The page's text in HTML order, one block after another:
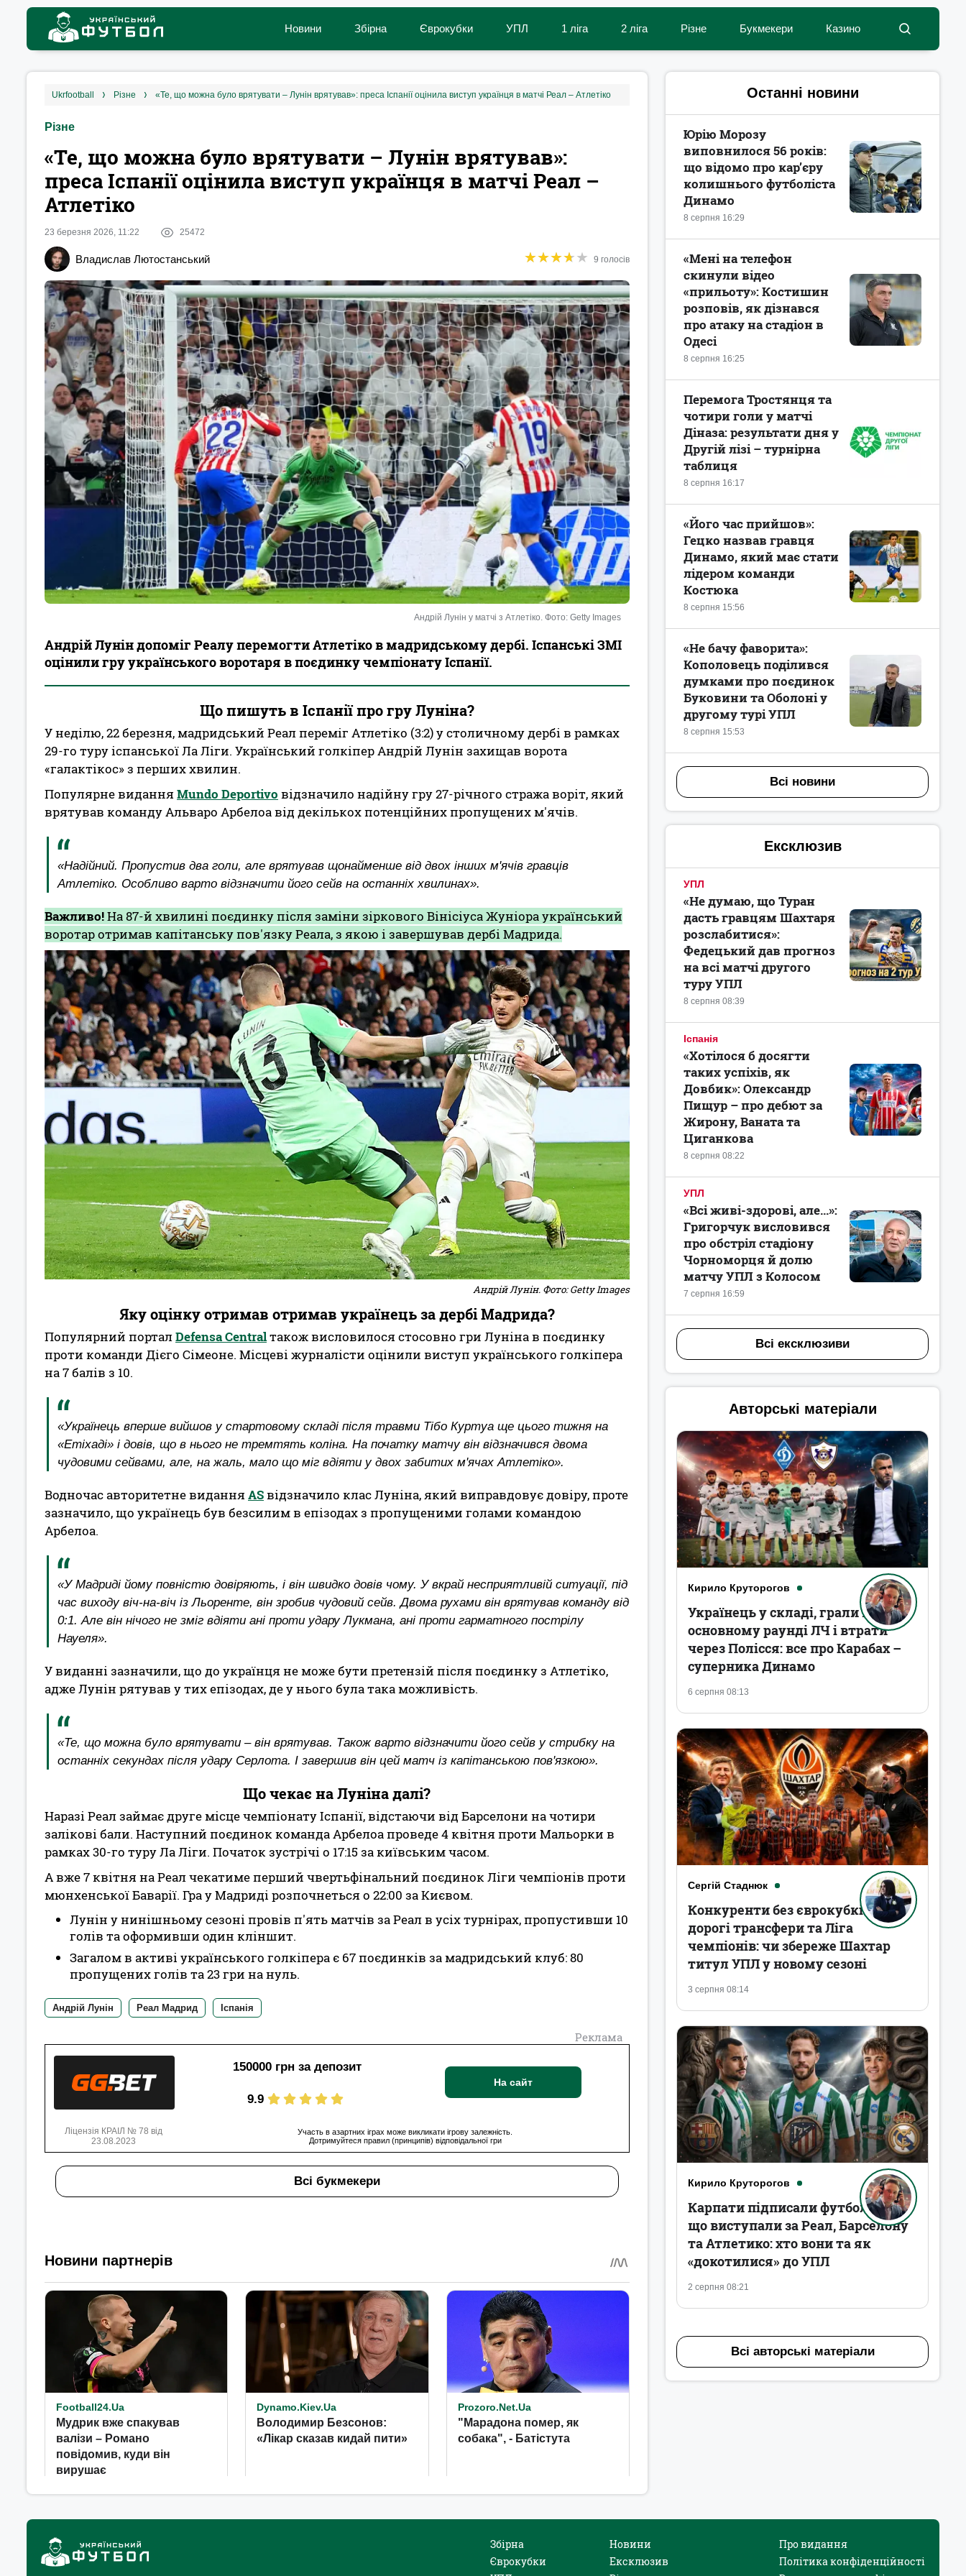
Новини Збірна Єврокубки УПЛ 1 ліга 2 ліга Різне Букмекери Казино
ukrfootball різне «Те, що можна було врятувати – Лунін врятував»: преса Іспанії оцінила виступ українця в матчі Реал – Атлетіко
Різне
«Те, що можна було врятувати – Лунін врятував»:
преса Іспанії оцінила виступ українця в матчі Реал –
Атлетіко
23 березня 2026, 11:22 25472
Владислав Лютостанський ★★★★★
★★★★★ 9 голосів
Андрій Лунін у матчі з Атлетіко. Фото: Getty Images
Андрій Лунін допоміг Реалу перемогти Атлетіко в мадридському дербі. Іспанські ЗМІ
оцінили гру українського воротаря в поєдинку чемпіонату Іспанії.
Що пишуть в Іспанії про гру Луніна?
У неділю, 22 березня, мадридський Реал переміг Атлетіко (3:2) у столичному дербі в рамках
29-го туру іспанської Ла Ліги. Український голкіпер Андрій Лунін захищав ворота
«галактікос» з перших хвилин.
Популярне видання Mundo Deportivo відзначило надійну гру 27-річного стража воріт, який
врятував команду Альваро Арбелоа від декількох потенційних пропущених м'ячів.
«Надійний. Пропустив два голи, але врятував щонайменше від двох інших м'ячів гравців
Атлетіко. Особливо варто відзначити його сейв на останніх хвилинах».
Важливо!На 87-й хвилині поєдинку після заміни зіркового Вінісіуса Жуніора український
воротар отримав капітанську пов'язку Реала, з якою і завершував дербі Мадрида.
Андрій Лунін. Фото: Getty Images
Яку оцінку отримав отримав українець за дербі Мадрида?
Популярний порталDefensa Centralтакож висловилося стосовно гри Луніна в поєдинку
проти команди Дієго Сімеоне. Місцеві журналісти оцінили виступ українського голкіпера
на 7 балів з 10.
«Українець вперше вийшов у стартовому складі після травми Тібо Куртуа ще цього тижня на
«Етіхаді» і довів, що в нього не тремтять коліна. На початку матчу він відзначився двома
чудовими сейвами, але, на жаль, мало що міг вдіяти у двох забитих м'ячах Атлетіко».
Водночас авторитетне видання ASвідзначило клас Луніна, який виправдовує довіру, проте
зазначило, що українець був безсилим в епізодах з пропущеними голами командою
Арбелоа.
«У Мадриді йому повністю довіряють, і він швидко довів чому. У вкрай несприятливій ситуації, під
час виходу віч-на-віч із Льоренте, він зробив чудовий сейв. Двома рухами він врятував команду від
0:1. Але він нічого не зміг вдіяти ані проти удару Лукмана, ані проти гарматного пострілу
Науеля».
У виданні зазначили, що до українця не може бути претензій після поєдинку з Атлетіко,
адже Лунін рятував у тих епізодах, де у нього була така можливість.
«Те, що можна було врятувати – він врятував. Також варто відзначити його сейв у стрибку на
останніх секундах після удару Серлота. І завершив він цей матч із капітанською пов'язкою».
Що чекає на Луніна далі?
Наразі Реал займає друге місце чемпіонату Іспанії, відстаючи від Барселони на чотири
залікові бали. Наступний поєдинок команда Арбелоа проведе 4 квітня проти Мальорки в
рамках 30-го туру Ла Ліги. Початок зустрічі о 17:15 за київським часом.
А вже 7 квітня на Реал чекатиме перший чвертьфінальний поєдинок Ліги чемпіонів проти
мюнхенської Баварії. Гра у Мадриді розпочнеться о 22:00 за Києвом.
Лунін у нинішньому сезоні провів п'ять матчів за Реал в усіх турнірах, пропустивши 10
голів та оформивши один кліншит.
Загалом в активі українського голкіпера є 67 поєдинків за мадридський клуб: 80
пропущених голів та 23 гри на нуль.
Андрій Лунін Реал Мадрид Іспанія
Реклама
150000 грн за депозит
9.9
На сайт
Ліцензія КРАІЛ № 78 від
23.08.2023
Участь в азартних іграх може викликати ігрову залежність.
Дотримуйтеся правил (принципів) відповідальної гри
Всі букмекери
Останні новини
8 серпня 16:29
Юрію Морозу
виповнилося 56 років:
що відомо про кар’єру
колишнього футболіста
Динамо
8 серпня 16:25
«Мені на телефон
скинули відео
«прильоту»: Костишин
розповів, як дізнався
про атаку на стадіон в
Одесі
8 серпня 16:17
Перемога Тростянця та
чотири голи у матчі
Діназа: результати дня у
Другій лізі – турнірна
таблиця
8 серпня 15:56
«Його час прийшов»:
Гецко назвав гравця
Динамо, який має стати
лідером команди
Костюка
8 серпня 15:53
«Не бачу фаворита»:
Кополовець поділився
думками про поєдинок
Буковини та Оболоні у
другому турі УПЛ
Всі новини
Ексклюзив
УПЛ
8 серпня 08:39
«Не думаю, що Туран
дасть гравцям Шахтаря
розслабитися»:
Федецький дав прогноз
на всі матчі другого
туру УПЛ
Іспанія
8 серпня 08:22
«Хотілося б досягти
таких успіхів, як
Довбик»: Олександр
Пищур – про дебют за
Жирону, Ваната та
Циганкова
УПЛ
7 серпня 16:59
«Всі живі-здорові, але...»:
Григорчук висловився
про обстріл стадіону
Чорноморця й долю
матчу УПЛ з Колосом
Всі ексклюзиви
Авторські матеріали
Кирило Круторогов
6 серпня 08:13
Українець у складі, грали в
основному раунді ЛЧ і втрати
через Полісся: все про Карабах –
суперника Динамо
Сергій Стаднюк
3 серпня 08:14
Конкуренти без єврокубків,
дорогі трансфери та Ліга
чемпіонів: чи збереже Шахтар
титул УПЛ у новому сезоні
Кирило Круторогов
2 серпня 08:21
Карпати підписали футболістів,
що виступали за Реал, Барселону
та Атлетико: хто вони та як
«докотилися» до УПЛ
Всі авторські матеріали
Збірна
Єврокубки
Новини
Ексклюзив
Про видання
Політика конфіденційності